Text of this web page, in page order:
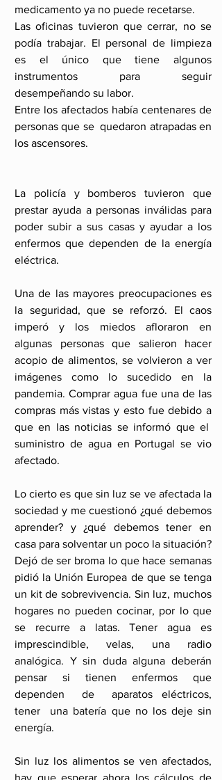
medicamento ya no puede recetarse.
Las oficinas tuvieron que cerrar, no se
podía trabajar. El personal de limpieza
es el único que tiene algunos
instrumentos para seguir
desempeñando su labor.
Entre los afectados había centenares de
personas que se  quedaron atrapadas en
los ascensores.
La policía y bomberos tuvieron que
prestar ayuda a personas inválidas para
poder subir a sus casas y ayudar a los
enfermos que dependen de la energía
eléctrica.
Una de las mayores preocupaciones es
la seguridad, que se reforzó. El caos
imperó y los miedos afloraron en
algunas personas que salieron hacer
acopio de alimentos, se volvieron a ver
imágenes como lo sucedido en la
pandemia. Comprar agua fue una de las
compras más vistas y esto fue debido a
que en las noticias se informó que el
suministro de agua en Portugal se vio
afectado.
Lo cierto es que sin luz se ve afectada la
sociedad y me cuestionó ¿qué debemos
aprender? y ¿qué debemos tener en
casa para solventar un poco la situación?
Dejó de ser broma lo que hace semanas
pidió la Unión Europea de que se tenga
un kit de sobrevivencia. Sin luz, muchos
hogares no pueden cocinar, por lo que
se recurre a latas. Tener agua es
imprescindible, velas, una radio
analógica. Y sin duda alguna deberán
pensar si tienen enfermos que
dependen  de  aparatos eléctricos,
tener  una batería que no los deje sin
energía.
Sin luz los alimentos se ven afectados,